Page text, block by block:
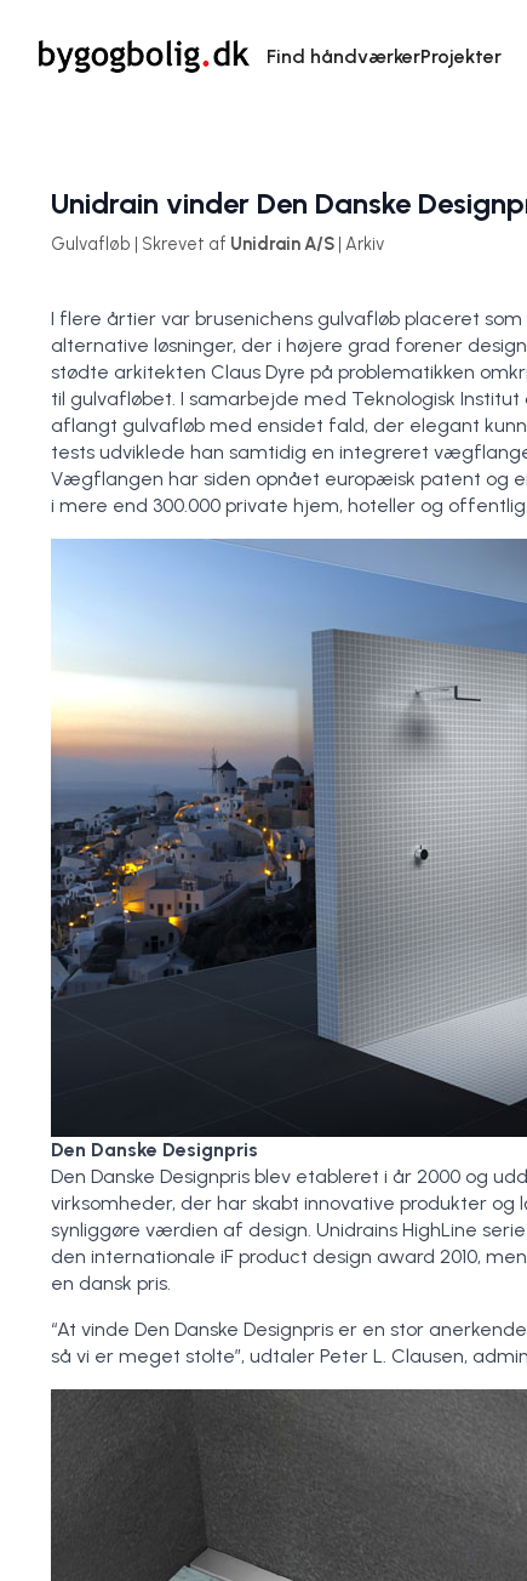
Find håndværkerProjekter
Unidrain vinder Den Danske
Gulvafløb | Skrevet af Unidrain A/S | Arkiv
I flere årtier var brusenichens gulvafløb placeret
alternative løsninger, der i højere grad forener
stødte arkitekten Claus Dyre på problematikken
til gulvafløbet. I samarbejde med Teknologisk
aflangt gulvafløb med ensidet fald, der elegant
tests udviklede han samtidig en integreret
Vægflangen har siden opnået europæisk patent og
i mere end 300.000 private hjem, hoteller og
Den Danske Designpris
Den Danske Designpris blev etableret i år 2000 og
virksomheder, der har skabt innovative produkter
synliggøre værdien af design. Unidrains HighLine
den internationale iF product design award 2010,
en dansk pris.
“At vinde Den Danske Designpris er en stor
så vi er meget stolte”, udtaler Peter L. Clausen,